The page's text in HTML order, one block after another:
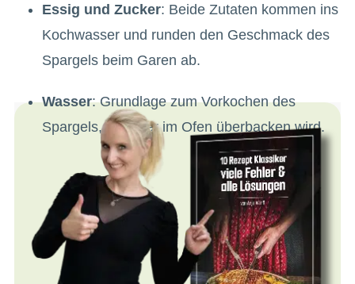
Essig und Zucker: Beide Zutaten kommen ins
Kochwasser und runden den Geschmack des
Spargels beim Garen ab.
Wasser: Grundlage zum Vorkochen des
Spargels, bevor er im Ofen überbacken wird.